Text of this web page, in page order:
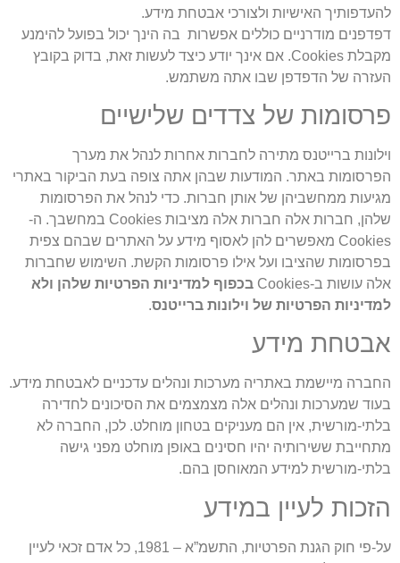
להעדפותיך האישיות ולצורכי אבטחת מידע.
דפדפנים מודרניים כוללים אפשרות בה הינך יכול בפועל להימנע
מקבלת Cookies. אם אינך יודע כיצד לעשות זאת, בדוק בקובץ
העזרה של הדפדפן שבו אתה משתמש.
פרסומות של צדדים שלישיים
וילונות ברייטנס מתירה לחברות אחרות לנהל את מערך
הפרסומות באתר. המודעות שבהן אתה צופה בעת הביקור באתרי
מגיעות ממחשביהן של אותן חברות. כדי לנהל את הפרסומות
שלהן, חברות אלה חברות אלה מציבות Cookies במחשבך. ה-
Cookies מאפשרים להן לאסוף מידע על האתרים שבהם צפית
בפרסומות שהציבו ועל אילו פרסומות הקשת. השימוש שחברות
אלה עושות ב-Cookies
בכפוף למדיניות הפרטיות שלהן ולא
למדיניות הפרטיות של וילונות ברייטנס.
אבטחת מידע
החברה מיישמת באתריה מערכות ונהלים עדכניים לאבטחת מידע.
בעוד שמערכות ונהלים אלה מצמצמים את הסיכונים לחדירה
בלתי-מורשית, אין הם מעניקים בטחון מוחלט. לכן, החברה לא
מתחייבת ששירותיה יהיו חסינים באופן מוחלט מפני גישה
בלתי-מורשית למידע המאוחסן בהם.
הזכות לעיין במידע
על-פי חוק הגנת הפרטיות, התשמ”א – 1981, כל אדם זכאי לעיין